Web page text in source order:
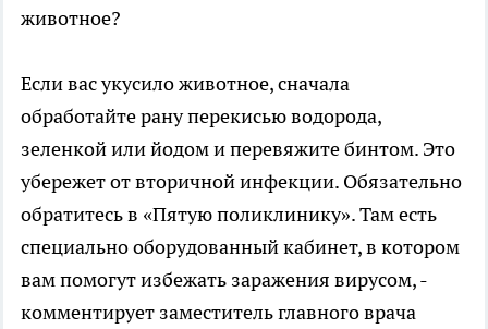
животное?
Если вас укусило животное, сначала
обработайте рану перекисью водорода,
зеленкой или йодом и перевяжите бинтом. Это
убережет от вторичной инфекции. Обязательно
обратитесь в «Пятую поликлинику». Там есть
специально оборудованный кабинет, в котором
вам помогут избежать заражения вирусом, -
комментирует заместитель главного врача